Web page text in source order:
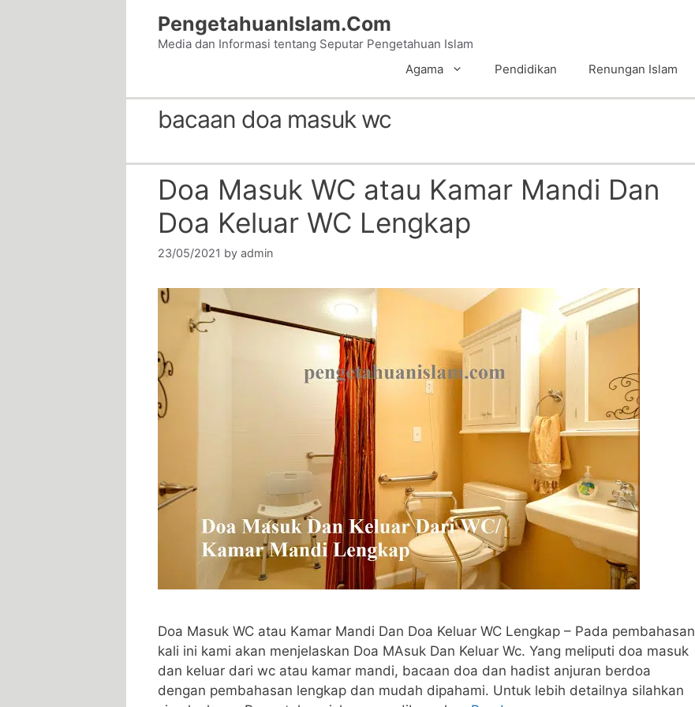
PengetahuanIslam.Com
Media dan Informasi tentang Seputar Pengetahuan Islam
Agama
Pendidikan Renungan Islam
bacaan doa masuk wc
Doa Masuk WC atau Kamar Mandi Dan
Doa Keluar WC Lengkap
23/05/2021 by admin
Doa Masuk WC atau Kamar Mandi Dan Doa Keluar WC Lengkap – Pada pembahasan
kali ini kami akan menjelaskan Doa MAsuk Dan Keluar Wc. Yang meliputi doa masuk
dan keluar dari wc atau kamar mandi, bacaan doa dan hadist anjuran berdoa
dengan pembahasan lengkap dan mudah dipahami. Untuk lebih detailnya silahkan